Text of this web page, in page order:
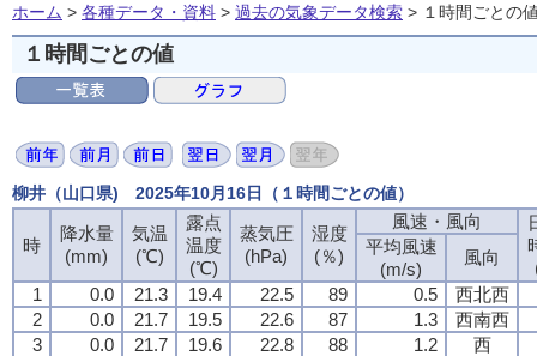
ホーム > 各種データ・資料 > 過去の気象データ検索 > １時間ごとの
１時間ごとの値
柳井（山口県) 2025年10月16日（１時間ごとの値）
時
降水量
(mm)
気温
(℃)
露点
温度
(℃)
蒸気圧
(hPa)
湿度
(％)
風速・風向
平均風速
(m/s)
風向
1
0.0 21.3 19.4 22.5 89 0.5
西北西
2
0.0 21.7 19.5 22.6 87 1.3
西南西
3
0.0 21.7 19.6 22.8 88 1.2
西